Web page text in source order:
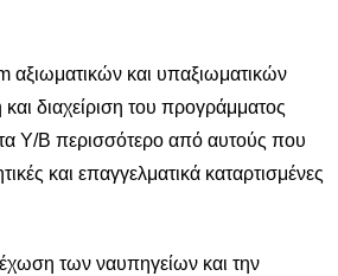
αξιωματικών και υπαξιωματικών
διαχείριση του προγράμματος
τα Υ/Β περισσότερο από αυτούς που
και επαγγελματικά καταρτισμένες
των ναυπηγείων και την